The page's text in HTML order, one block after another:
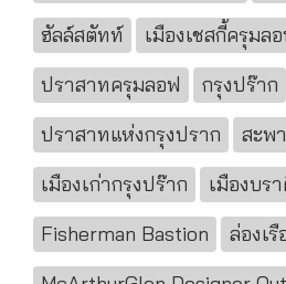
ฮัลล์สตัทท์
เมืองเชสกี้ครุมล
ปราสาทครุมลอฟ
กรุงปร๊าก
ปราสาทแห่งกรุงปราก
สะพ
เมืองเก่ากรุงปร๊าก
เมืองบร
Fisherman Bastion
ล่องเ